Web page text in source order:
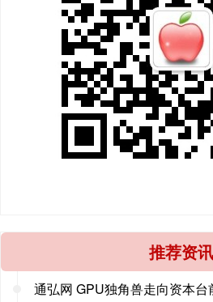
推荐资讯
通弘网 GPU独角兽走向资本台